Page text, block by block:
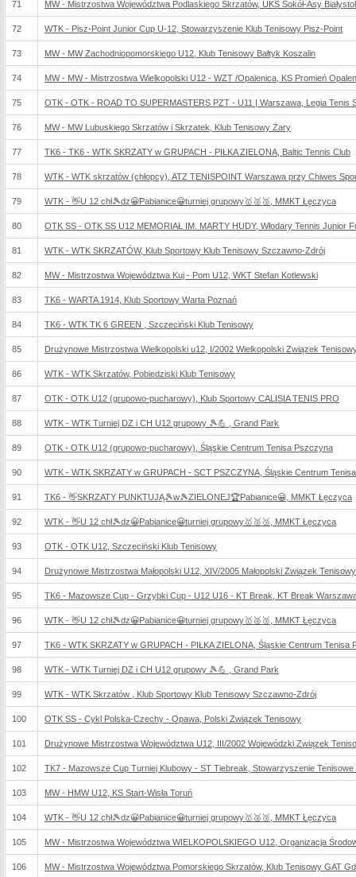
71 MW - Mistrzostwa Województwa Podlaskiego Skrzatów, UKS Sokół-Asy
72 WTK - Pisz-Point Junior Cup U-12, Stowarzyszenie Klub Tenisowy Pisz-Point
73 MW - MW Zachodniopomorskiego U12, Klub Tenisowy Bałtyk Koszalin
74 MW - MW - Mistrzostwa Wielkopolski U12 - WZT /Opalenica, KS Promień
75 OTK - OTK - ROAD TO SUPERMASTERS PZT - U11 | Warszawa, Legia Tenis
76 MW - MW Lubuskiego Skrzatów i Skrzatek, Klub Tenisowy Żary
77 TK6 - TK6 - WTK SKRZATY w GRUPACH - PIŁKA ZIELONA, Baltic Tennis Club
78 WTK - WTK skrzatów (chłopcy), ATZ TENISPOINT Warszawa przy Chiwes
79 WTK - 👋U 12 chł🎾dz😀Pabianice😀turniej grupowy🥇🥈🥉, MMKT Łęczyca
80 OTK SS - OTK SS U12 MEMORIAŁ IM. MARTY HUDY, Włodary Tennis Junior
81 WTK - WTK SKRZATÓW, Klub Sportowy Klub Tenisowy Szczawno-Zdrój
82 MW - Mistrzostwa Województwa Kuj - Pom U12, WKT Stefan Kotlewski
83 TK6 - WARTA 1914, Klub Sportowy Warta Poznań
84 TK6 - WTK TK 6 GREEN , Szczeciński Klub Tenisowy
85 Drużynowe Mistrzostwa Wielkopolski u12, I/2002 Wielkopolski Związek
86 WTK - WTK Skrzatów, Pobiedziski Klub Tenisowy
87 OTK - OTK U12 (grupowo-pucharowy), Klub Sportowy CALISIA TENIS PRO
88 WTK - WTK Turniej DZ i CH U12 grupowy 🎾💪 , Grand Park
89 OTK - OTK U12 (grupowo-pucharowy), Śląskie Centrum Tenisa Pszczyna
90 WTK - WTK SKRZATY w GRUPACH - SCT PSZCZYNA, Śląskie Centrum
91 TK6 - 👋SKRZATY PUNKTUJĄ🎾w🎾ZIELONEJ🏆Pabianice😀, MMKT Łęczyca
92 WTK - 👋U 12 chł🎾dz😀Pabianice😀turniej grupowy🥇🥈🥉, MMKT Łęczyca
93 OTK - OTK U12, Szczeciński Klub Tenisowy
94 Drużynowe Mistrzostwa Małopolski U12, XIV/2005 Małopolski Związek Tenisowy
95 TK6 - Mazowsze Cup - Grzybki Cup - U12 U16 - KT Break, KT Break
96 WTK - 👋U 12 chł🎾dz😀Pabianice😀turniej grupowy🥇🥈🥉, MMKT Łęczyca
97 TK6 - WTK SKRZATY w GRUPACH - PIŁKA ZIELONA, Śląskie Centrum Tenisa
98 WTK - WTK Turniej DZ i CH U12 grupowy 🎾💪 , Grand Park
99 WTK - WTK Skrzatów , Klub Sportowy Klub Tenisowy Szczawno-Zdrój
100 OTK SS - Cykl Polska-Czechy - Opawa, Polski Związek Tenisowy
101 Drużynowe Mistrzostwa Województwa U12, III/2002 Wojewódzki Związek
102 TK7 - Mazowsze Cup Turniej Klubowy - ST Tiebreak, Stowarzyszenie Tenisowe
103 MW - HMW U12, KS Start-Wisła Toruń
104 WTK - 👋U 12 chł🎾dz😀Pabianice😀turniej grupowy🥇🥈🥉, MMKT Łęczyca
105 MW - Mistrzostwa Województwa WIELKOPOLSKIEGO U12, Organizacja
106 MW - Mistrzostwa Województwa Pomorskiego Skrzatów, Klub Tenisowy GAT